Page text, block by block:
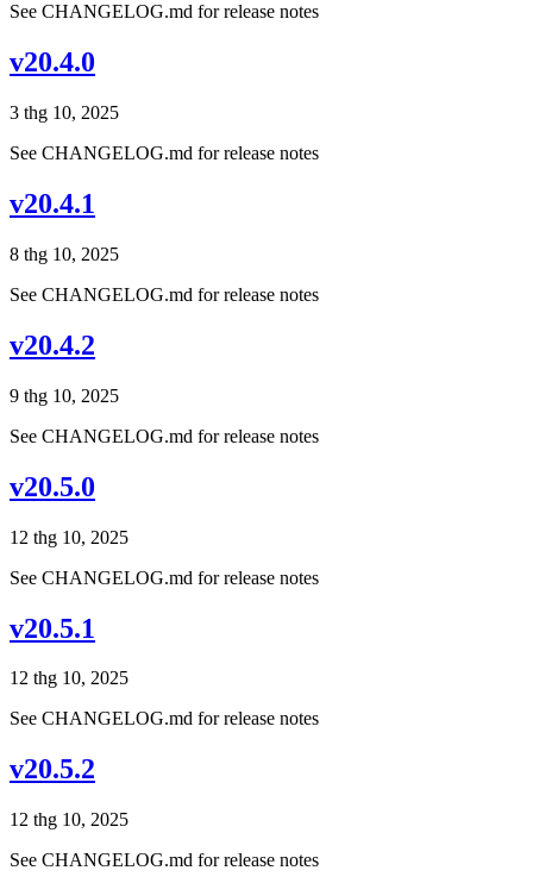
See CHANGELOG.md for release notes
v20.4.0
3 thg 10, 2025
See CHANGELOG.md for release notes
v20.4.1
8 thg 10, 2025
See CHANGELOG.md for release notes
v20.4.2
9 thg 10, 2025
See CHANGELOG.md for release notes
v20.5.0
12 thg 10, 2025
See CHANGELOG.md for release notes
v20.5.1
12 thg 10, 2025
See CHANGELOG.md for release notes
v20.5.2
12 thg 10, 2025
See CHANGELOG.md for release notes